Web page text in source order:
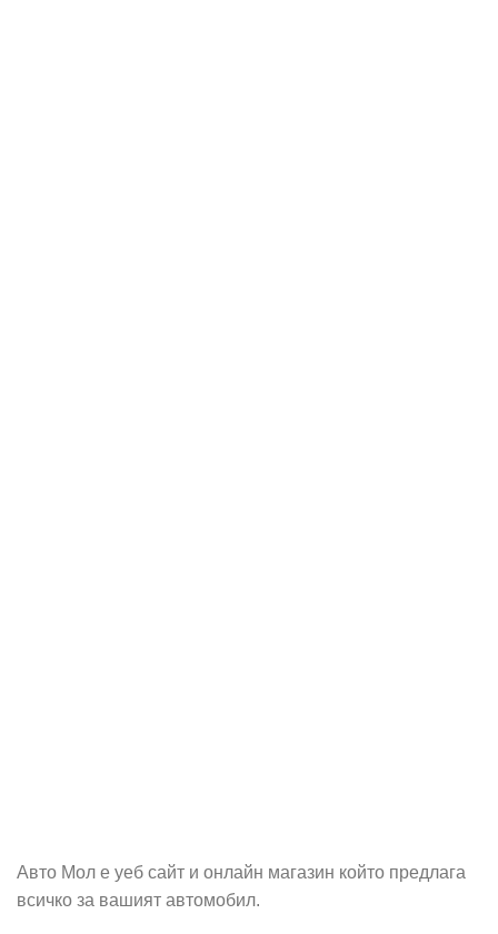
Авто Мол е уеб сайт и онлайн магазин който предлага
всичко за вашият автомобил.